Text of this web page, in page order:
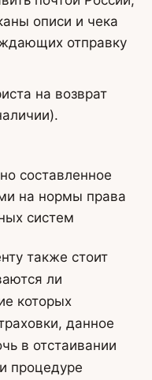
описи и чека
отправку
на возврат
составленное
на нормы права
систем
также стоит
ли
которых
данное
в отстаивании
процедуре